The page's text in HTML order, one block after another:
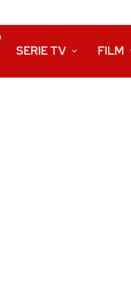
SERIE TV FILM